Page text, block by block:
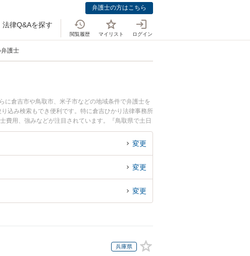
弁護士の方はこちら
法律Q&Aを探す
閲覧履歴 マイリスト ログイン
護士
に倉吉市や鳥取市、米子市などの地域条件で弁護士を
込み検索もでき便利です。特に倉吉ひかり法律事務所
費用、強みなどが注目されています。『鳥取県で土日
近くの弁護士を検索したい』『初回相談無料で国や自
変更
変更
変更
兵庫県